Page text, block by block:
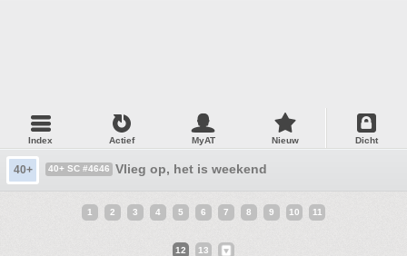
Index Actief MyAT Nieuw Dicht
40+ 40+ SC #4646 Vlieg op, het is weekend
1 2 3 4 5 6 7 8 9 10 11
12 13